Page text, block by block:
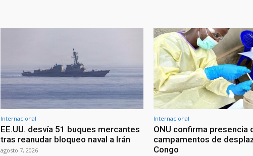
Internacional
EE.UU. desvía 51 buques mercantes
tras reanudar bloqueo naval a Irán
agosto 7, 2026
Internacional
ONU confirma presencia
campamentos de
Congo